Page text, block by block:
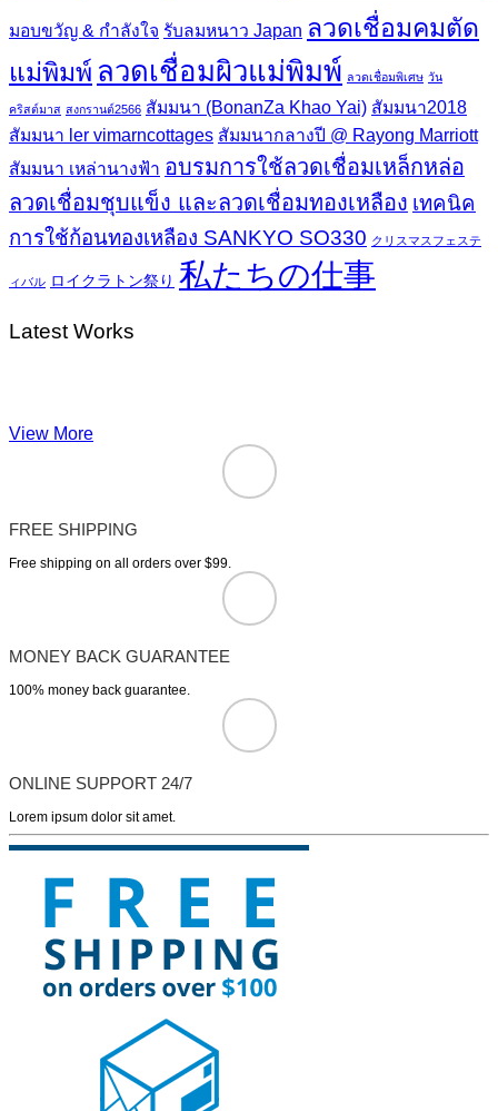
มอบขวัญ & กำลังใจ รับลมหนาว Japan ลวดเชื่อมคมตัด
แม่พิมพ์ ลวดเชื่อมผิวแม่พิมพ์ ลวดเชื่อมพิเศษ วัน
คริสต์มาส สงกรานต์2566 สัมมนา (BonanZa Khao Yai) สัมมนา2018
สัมมนา ler vimarncottages สัมมนากลางปี @ Rayong Marriott
สัมมนา เหล่านางฟ้า อบรมการใช้ลวดเชื่อมเหล็กหล่อ
ลวดเชื่อมชุบแข็ง และลวดเชื่อมทองเหลือง เทคนิค
การใช้ก้อนทองเหลือง SANKYO SO330 クリスマスフェステ
ィバル ロイクラトン祭り 私たちの仕事
Latest Works
View More
FREE SHIPPING
Free shipping on all orders over $99.
MONEY BACK GUARANTEE
100% money back guarantee.
ONLINE SUPPORT 24/7
Lorem ipsum dolor sit amet.